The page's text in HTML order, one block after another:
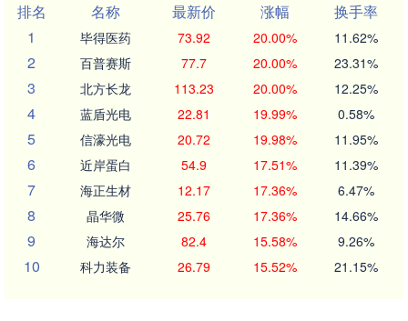
排名
名称 最新价 涨幅
换手率
1
毕得医药 73.92 20.00% 11.62%
2 百普赛斯 77.7 20.00% 23.31%
3 北方长龙 113.23 20.00% 12.25%
4 蓝盾光电 22.81 19.99% 0.58%
5 信濠光电 20.72 19.98% 11.95%
6 近岸蛋白 54.9 17.51% 11.39%
7 海正生材 12.17 17.36% 6.47%
8 晶华微 25.76 17.36% 14.66%
9 海达尔 82.4 15.58% 9.26%
10 科力装备 26.79 15.52% 21.15%